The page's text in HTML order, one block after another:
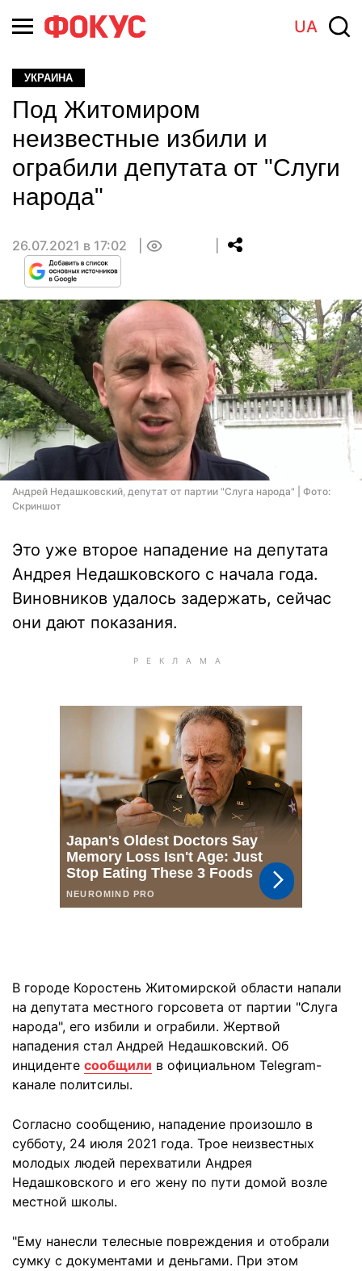
UA
УКРАИНА
Под Житомиром
неизвестные избили и
ограбили депутата от "Слуги
народа"
26.07.2021 в 17:02
Андрей Недашковский, депутат от партии "Слуга народа" | Фото:
Скриншот
Это уже второе нападение на депутата
Андрея Недашковского с начала года.
Виновников удалось задержать, сейчас
они дают показания.
В городе Коростень Житомирской области напали
на депутата местного горсовета от партии "Слуга
народа", его избили и ограбили. Жертвой
нападения стал Андрей Недашковский. Об
инциденте сообщили в официальном Telegram-
канале политсилы.
Согласно сообщению, нападение произошло в
субботу, 24 июля 2021 года. Трое неизвестных
молодых людей перехватили Андрея
Недашковского и его жену по пути домой возле
местной школы.
"Ему нанесли телесные повреждения и отобрали
сумку с документами и деньгами. При этом